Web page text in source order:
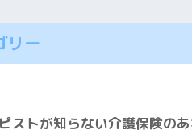
リー
ストが知らない介護保険の